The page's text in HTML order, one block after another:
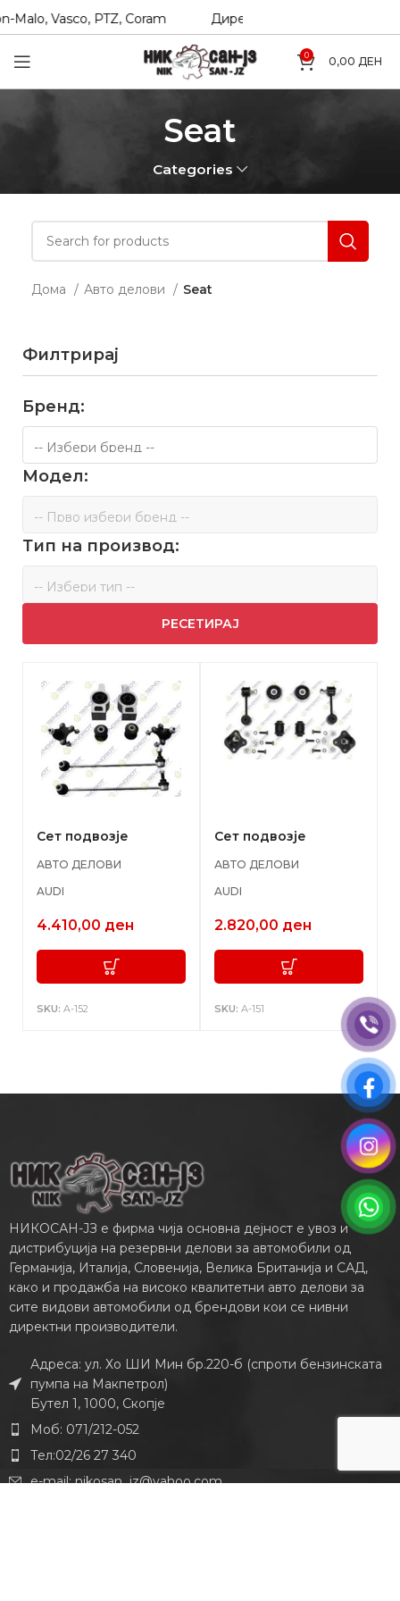
Vasco, PTZ, Coram Директни увозници на
0 0,00 ДЕН
Seat
Categories
Дома Авто делови Seat
Филтрирај
Бренд:
Модел:
Тип на производ:
РЕСЕТИРАЈ
Сет подвозје
АВТО ДЕЛОВИ
AUDI
4.410,00 ден
SKU: A-152
Сет подвозје
АВТО ДЕЛОВИ
AUDI
2.820,00 ден
SKU: A-151
НИКОСАН-ЈЗ е фирма чија основна дејност е увоз и
дистрибуција на резервни делови за автомобили од
Германија, Италија, Словенија, Велика Британија и САД,
како и продажба на високо квалитетни авто делови за
сите видови автомобили од брендови кои се нивни
директни производители.
Адреса: ул. Хо ШИ Мин бр.220-б (спроти бензинската
пумпа на Макпетрол)
Бутел 1, 1000, Скопје
Моб: 071/212-052
Тел:02/26 27 340
e-mail:nikosan_jz@yahoo.com